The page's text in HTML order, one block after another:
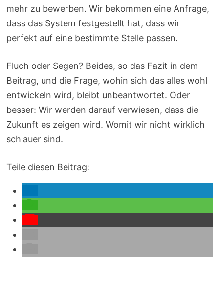
mehr zu bewerben. Wir bekommen eine Anfrage,
dass das System festgestellt hat, dass wir
perfekt auf eine bestimmte Stelle passen.
Fluch oder Segen? Beides, so das Fazit in dem
Beitrag, und die Frage, wohin sich das alles wohl
entwickeln wird, bleibt unbeantwortet. Oder
besser: Wir werden darauf verwiesen, dass die
Zukunft es zeigen wird. Womit wir nicht wirklich
schlauer sind.
Teile diesen Beitrag: